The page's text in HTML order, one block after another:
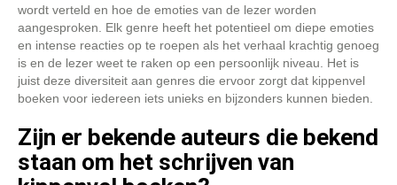
wordt verteld en hoe de emoties van de lezer worden
aangesproken. Elk genre heeft het potentieel om diepe emoties
en intense reacties op te roepen als het verhaal krachtig genoeg
is en de lezer weet te raken op een persoonlijk niveau. Het is
juist deze diversiteit aan genres die ervoor zorgt dat kippenvel
boeken voor iedereen iets unieks en bijzonders kunnen bieden.
Zijn er bekende auteurs die bekend
staan om het schrijven van